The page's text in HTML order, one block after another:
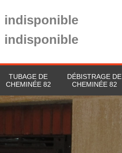
indisponible
indisponible
TUBAGE DE
CHEMINÉE 82
DÉBISTRAGE DE
CHEMINÉE 82